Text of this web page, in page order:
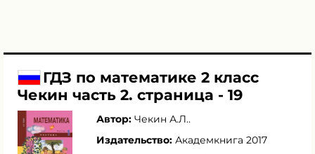
ГДЗ по математике 2 класс
Чекин часть 2. страница - 19
Автор: Чекин А.Л..
Издательство: Академкнига 2017